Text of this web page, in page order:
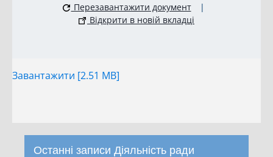
Перезавантажити документ
|
Відкрити в новій вкладці
Завантажити [2.51 MB]
Останні записи Діяльність ради